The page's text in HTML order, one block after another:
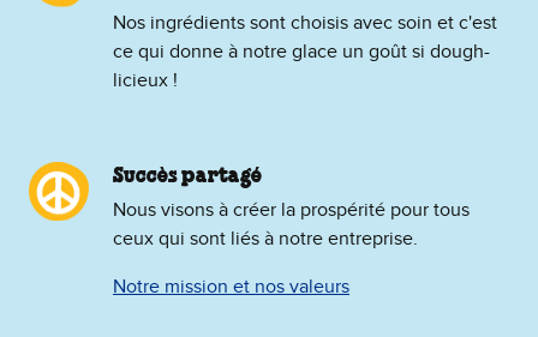
Nos ingrédients sont choisis avec soin et c'est
ce qui donne à notre glace un goût si dough-
licieux !
Succès partagé
Nous visons à créer la prospérité pour tous
ceux qui sont liés à notre entreprise.
Notre mission et nos valeurs